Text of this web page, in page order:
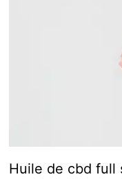
Huile de cbd full